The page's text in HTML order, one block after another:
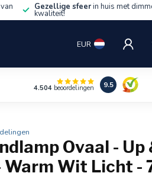
Gezellige sfeerin huis met
kwaliteit!
EUR
4.504 beoordelingen 9.5
Ovaal - Up
Warm Wit Licht -